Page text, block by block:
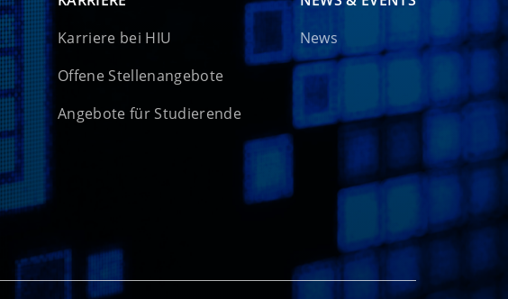
Karriere bei HIU
Offene Stellenangebote
Angebote für Studierende
News